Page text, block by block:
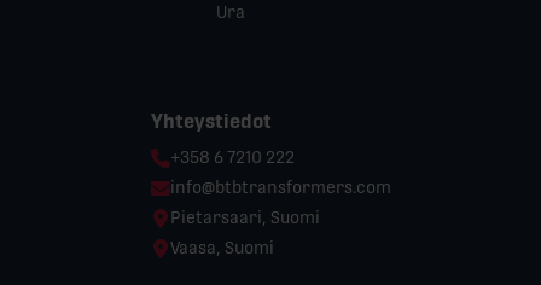
Ura
Yhteystiedot
Phone:
+358 6 7210 222
Email:
info@btbtransformers.com
Location:
Pietarsaari, Suomi
Location:
Vaasa, Suomi